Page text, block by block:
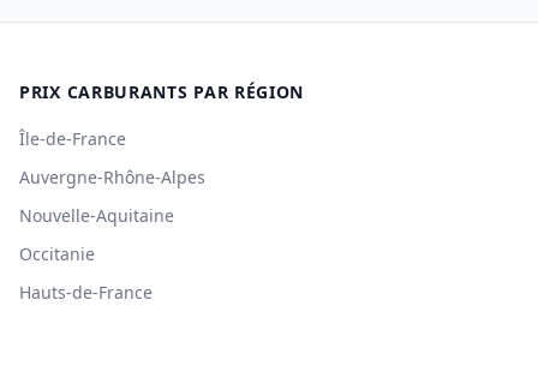
PRIX CARBURANTS PAR RÉGION
Île-de-France
Auvergne-Rhône-Alpes
Nouvelle-Aquitaine
Occitanie
Hauts-de-France